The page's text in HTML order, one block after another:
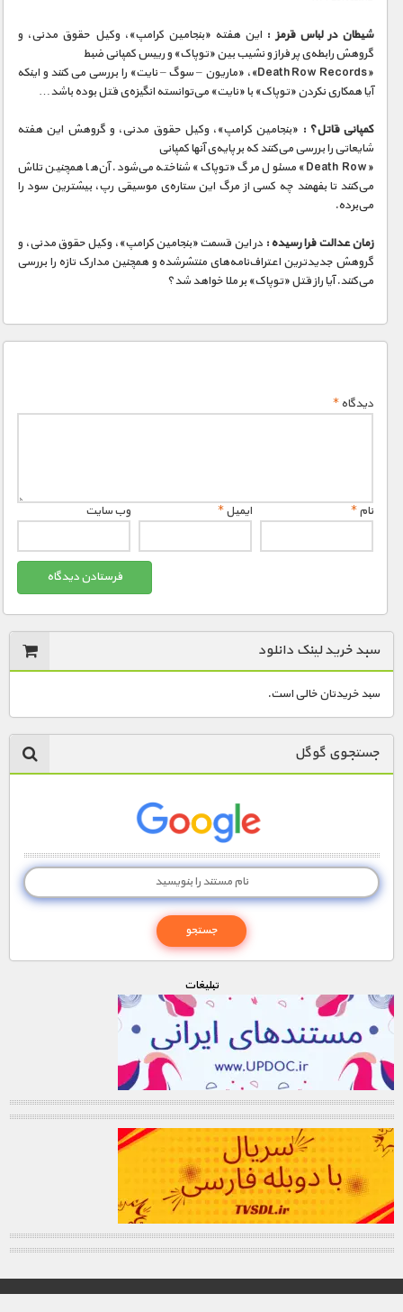
گردشگری
ماورایی
مسابقات / ورزشی
مستند های اختصاصی
شیطان در لباس قرمز : این هفته «بنجامین کرامپ»، وکیل حقوق مدنی، و
گروهش رابطه‌ی پر فراز و نشیب بین «توپاک» و رییس کمپانی ضبط
«Death Row Records»، «ماریون – سوگ – نایت» را بررسی می کنند و اینکه
آیا همکاری نکردن «توپاک» با «نایت» می‌توانسته انگیزه‌ی قتل بوده باشد…
کمپانی قاتل؟ : «بنجامین کرامپ»، وکیل حقوق مدنی، و گروهش این هفته
شایعاتی را بررسی می‌کنند که بر پایه‌ی آنها کمپانی
«Death Row» مسئول مرگ «توپاک» شناخته می‌شود. آن‌ها همچنین تلاش
می‌کنند تا بفهمند چه کسی از مرگ این ستاره‌ی موسیقی رپ، بیشترین سود را
می‌برده.
زمان عدالت فرا رسیده : در این قسمت «بنجامین کرامپ»، وکیل حقوق مدنی، و
گروهش جدیدترین اعتراف‌نامه‌های منتشرشده و همچنین مدارک تازه را بررسی
می‌کنند. آیا راز قتل «توپاک» بر ملا خواهد شد؟
دیدگاه*
نام* ایمیل* وب‌ سایت
سبد خرید لینک دانلود
سبد خریدتان خالی است.
جستجوی گوگل
تبليغات